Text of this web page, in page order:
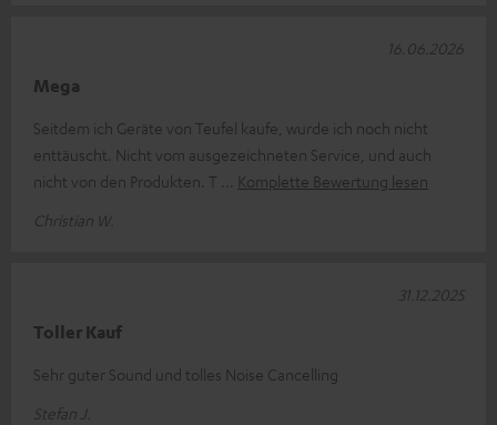
Mega
Seitdem ich Geräte von Teufel kaufe, wurde ich noch nicht
enttäuscht. Nicht vom ausgezeichneten Service, und auch
nicht von den Produkten. T
Komplette Bewertung lesen
Christian W.
16.06.2026
Toller Kauf
Sehr guter Sound und tolles Noise Cancelling
Stefan J.
31.12.2025